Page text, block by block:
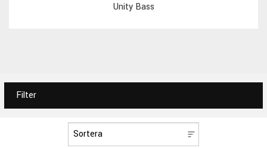
Unity Bass
Filter